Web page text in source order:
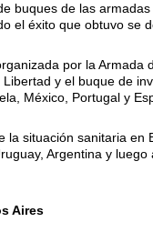
buques de las
el éxito que obtuvo se
por la
y el buque de
México, Portugal y
la situación sanitaria
Argentina y
Aires